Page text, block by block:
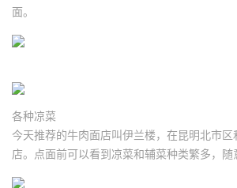
面。
各种凉菜
今天推荐的牛肉面店叫伊兰楼，在昆明北市区
店。点面前可以看到凉菜和辅菜种类繁多，随